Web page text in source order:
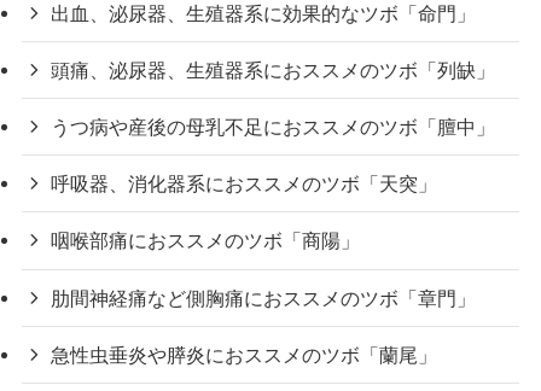
出血、泌尿器、生殖器系に効果的なツボ「命門」
頭痛、泌尿器、生殖器系におススメのツボ「列缺」
うつ病や産後の母乳不足におススメのツボ「膻中」
呼吸器、消化器系におススメのツボ「天突」
咽喉部痛におススメのツボ「商陽」
肋間神経痛など側胸痛におススメのツボ「章門」
急性虫垂炎や膵炎におススメのツボ「蘭尾」